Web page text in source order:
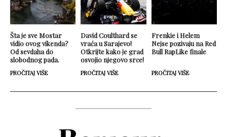
Šta je sve Mostar
vidio ovog vikenda?
Od sevdaha do
slobodnog pada.
PROČITAJ VIŠE
David Coulthard se
vraća u Sarajevo!
Otkrijte kako je grad
osvojio njegovo srce!
PROČITAJ VIŠE
Frenkie i Helem
Nejse pozivaju na Red
Bull RapLike finale
PROČITAJ VIŠE